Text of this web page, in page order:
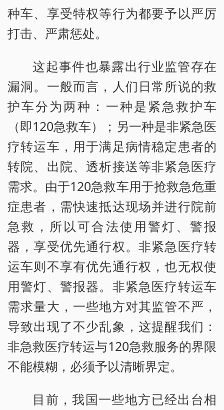
种车、享受特权等行为都要予以严厉
打击、严肃惩处。
这起事件也暴露出行业监管存在
漏洞。一般而言，人们日常所说的救
护车分为两种：一种是紧急救护车
（即120急救车）；另一种是非紧急医
疗转运车，用于满足病情稳定患者的
转院、出院、透析接送等非紧急医疗
需求。由于120急救车用于抢救急危重
症患者，需快速抵达现场并进行院前
急救，所以可合法使用警灯、警报
器，享受优先通行权。非紧急医疗转
运车则不享有优先通行权，也无权使
用警灯、警报器。非紧急医疗转运车
需求量大，一些地方对其监管不严，
导致出现了不少乱象，这提醒我们：
非急救医疗转运与120急救服务的界限
不能模糊，必须予以清晰界定。
目前，我国一些地方已经出台相